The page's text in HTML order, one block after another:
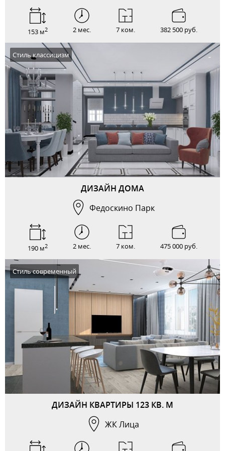
153 м2 2 мес. 7 ком. 382 500 руб.
ДИЗАЙН ДОМА
Федоскино Парк
Стиль классицизм
190 м2 2 мес. 7 ком. 475 000 руб.
ДИЗАЙН КВАРТИРЫ 123 КВ. М
ЖК Лица
Стиль современный